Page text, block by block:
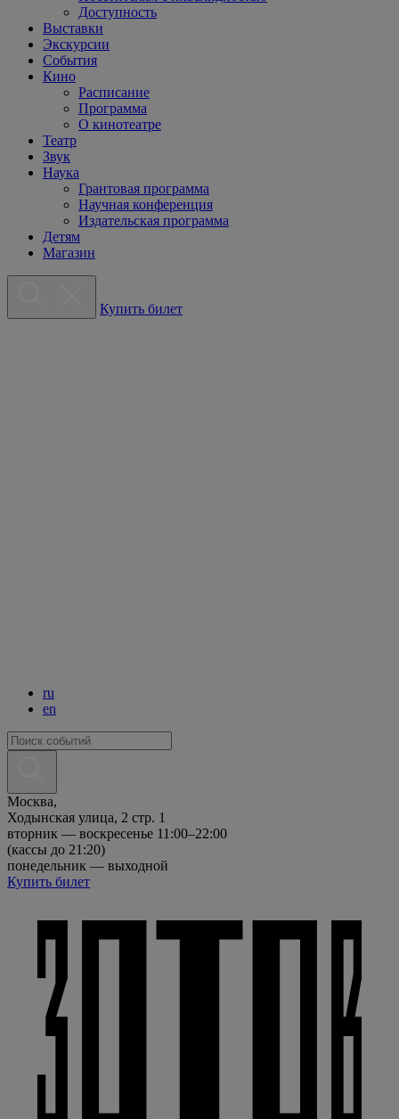
Доступность
Выставки
Экскурсии
События
Кино
Расписание
Программа
О кинотеатре
Театр
Звук
Наука
Грантовая программа
Научная конференция
Издательская программа
Детям
Магазин
Купить билет
ru
en
Москва,
Ходынская улица, 2 стр. 1
вторник — воскресенье 11:00–22:00
(кассы до 21:20)
понедельник — выходной
Купить билет